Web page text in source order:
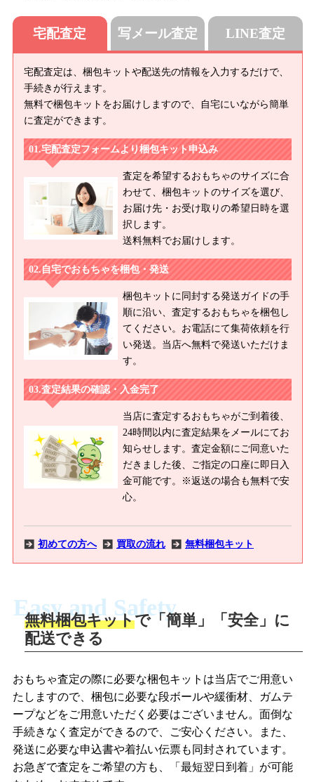
宅配査定
宅配査定は、梱包キットや配送先の情報を入力するだけで、
手続きが行えます。
無料で梱包キットをお届けしますので、自宅にいながら簡単
に査定ができます。
宅配査定フォームより梱包キット申込み
査定を希望するおもちゃのサイズに合
わせて、梱包キットのサイズを選び、
お届け先・お受け取りの希望日時を選
択します。
送料無料でお届けします。
自宅でおもちゃを梱包・発送
梱包キットに同封する発送ガイドの手
順に沿い、査定するおもちゃを梱包し
てください。お電話にて集荷依頼を行
い発送。当店へ無料で発送いただけま
す。
査定結果の確認・入金完了
当店に査定するおもちゃがご到着後、
24時間以内に査定結果をメールにてお
知らせします。査定金額にご同意いた
だきました後、ご指定の口座に即日入
金可能です。※返送の場合も無料で安
心。
初めての方へ 買取の流れ 無料梱包キット
写メール査定
商品撮影
商品を撮影して、査定フォームから画像
を送信します。
梱包キットをメールで申し込み
査定結果をメールで確認し、梱包キット
LINE査定
LINEの友だち追加・査定画像を送信
「ジョニージョイLINE査定」を友だちに
追加し、スマートフォンなどのカメラで
撮影したおもちゃの写真をトーク中に送
信します。
梱包キットをLINEで申し込み
Easy and Safety
無料梱包キットで「簡単」「安全」に
配送できる
おもちゃ査定の際に必要な梱包キットは当店でご用意い
たしますので、梱包に必要な段ボールや緩衝材、ガムテ
ープなどをご用意いただく必要はございません。面倒な
手続きなく査定ができるので、ご安心ください。また、
発送に必要な申込書や着払い伝票も同封されています。
お急ぎで査定をご希望の方も、「最短翌日到着」が可能